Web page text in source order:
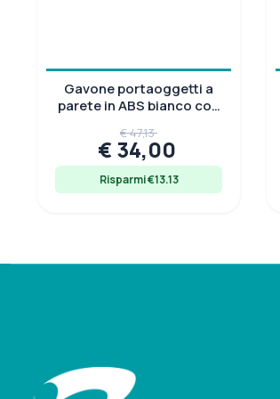
Gavone portaoggetti a
parete in ABS bianco con
€ 47,13
€ 34,00
Risparmi €13.13